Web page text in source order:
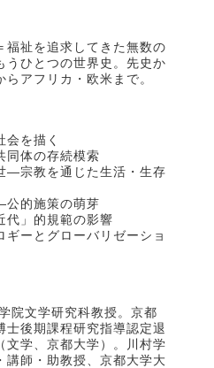
福祉を追求してきた無数の
うひとつの世界史。先史か
アフリカ・欧米まで。
を描く
体の存続模索
宗教を通じた生活・生存
的施策の萌芽
」的規範の影響
ーとグローバリゼーショ
院文学研究科教授。京都
士後期課程研究指導認定退
文学、京都大学）。川村学
講師・助教授、京都大学大